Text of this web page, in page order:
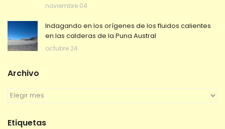
noviembre 04
Indagando en los orígenes de los fluidos calientes
en las calderas de la Puna Austral
octubre 24
Archivo
A
r
h
Etiquetas